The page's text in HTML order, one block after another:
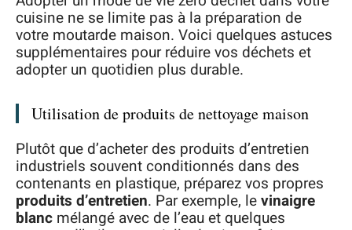
cuisine ne se limite pas à la préparation de
votre moutarde maison. Voici quelques astuces
supplémentaires pour réduire vos déchets et
adopter un quotidien plus durable.
Utilisation de produits de nettoyage maison
Plutôt que d’acheter des produits d’entretien
industriels souvent conditionnés dans des
contenants en plastique, préparez vos propres
produits d’entretien. Par exemple, levinaigre
blanc mélangé avec de l’eau et quelques